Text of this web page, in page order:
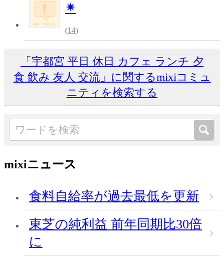
✴︎
(14)
「宇都宮 平日 休日 カフェ ランチ 夕
食 飲み 友人 交流」に関するmixiコミュ
ニティを検索する
mixiニュース
食料自給率が過去最低を更新
東芝の純利益 前年同期比30倍
に